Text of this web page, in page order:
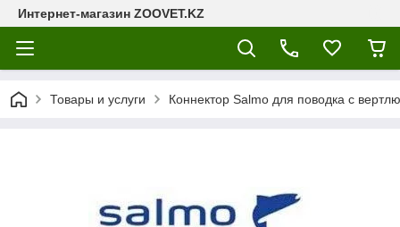
Интернет-магазин ZOOVET.KZ
Товары и услуги Коннектор Salmo для поводка с